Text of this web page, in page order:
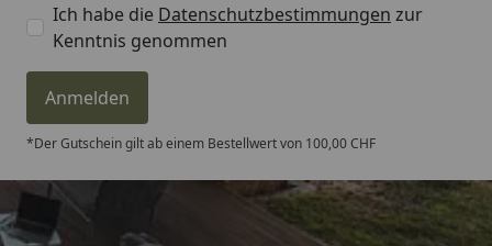
Ich habe die Datenschutzbestimmungen zur
Kenntnis genommen
Anmelden
*Der Gutschein gilt ab einem Bestellwert von 100,00 CHF